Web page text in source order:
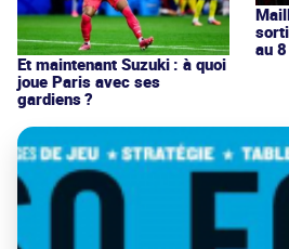
Et maintenant Suzuki : à quoi
joue Paris avec ses
gardiens ?
au